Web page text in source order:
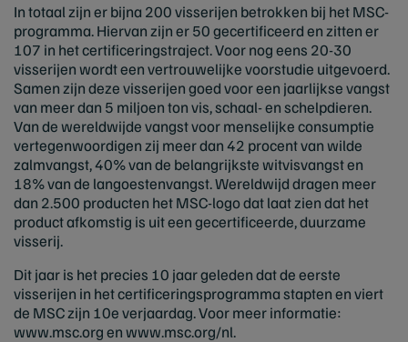
In totaal zijn er bijna 200 visserijen betrokken bij het MSC-
programma. Hiervan zijn er 50 gecertificeerd en zitten er
107 in het certificeringstraject. Voor nog eens 20-30
visserijen wordt een vertrouwelijke voorstudie uitgevoerd.
Samen zijn deze visserijen goed voor een jaarlijkse vangst
van meer dan 5 miljoen ton vis, schaal- en schelpdieren.
Van de wereldwijde vangst voor menselijke consumptie
vertegenwoordigen zij meer dan 42 procent van wilde
zalmvangst, 40% van de belangrijkste witvisvangst en
18% van de langoestenvangst. Wereldwijd dragen meer
dan 2.500 producten het MSC-logo dat laat zien dat het
product afkomstig is uit een gecertificeerde, duurzame
visserij.
Dit jaar is het precies 10 jaar geleden dat de eerste
visserijen in het certificeringsprogramma stapten en viert
de MSC zijn 10e verjaardag. Voor meer informatie:
www.msc.org en www.msc.org/nl.